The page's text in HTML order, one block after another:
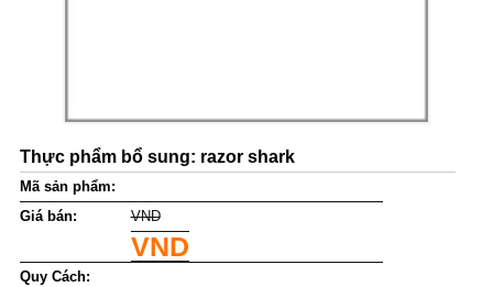
Thực phẩm bổ sung: razor shark
Mã sản phẩm:
Giá bán:
VND
VND
Quy Cách: